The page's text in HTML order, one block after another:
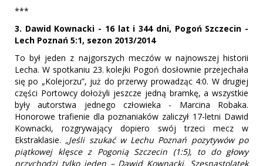
***
3. Dawid Kownacki - 16 lat i 344 dni, Pogoń Szczecin -
Lech Poznań 5:1, sezon 2013/2014
To był jeden z najgorszych meczów w najnowszej historii
Lecha. W spotkaniu 23. kolejki Pogoń dosłownie przejechała
się po „Kolejorzu”, już do przerwy prowadząc 4:0. W drugiej
części Portowcy dołożyli jeszcze jedną bramkę, a wszystkie
były autorstwa jednego człowieka - Marcina Robaka.
Honorowe trafienie dla poznaniaków zaliczył 17-letni Dawid
Kownacki, rozgrywający dopiero swój trzeci mecz w
Ekstraklasie. „Jeśli szukać w Lechu Poznań pozytywów po
piątkowej klęsce z Pogonią Szczecin (1:5), to do głowy
przychodzi tylko jeden – Dawid Kownacki. Szesnastolatek